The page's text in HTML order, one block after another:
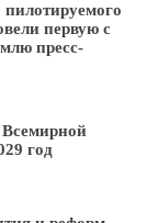
первую с
пресс-
год